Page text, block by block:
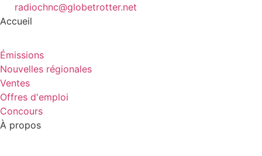
radiochnc@globetrotter.net
Accueil
Émissions
Nouvelles régionales
Ventes
Offres d'emploi
Concours
À propos